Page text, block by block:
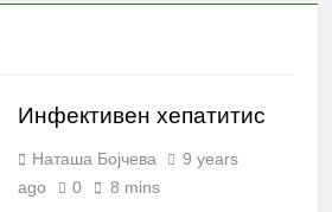
Инфективен хепатитис
Наташа Бојчева
9 years
ago
0 8 mins